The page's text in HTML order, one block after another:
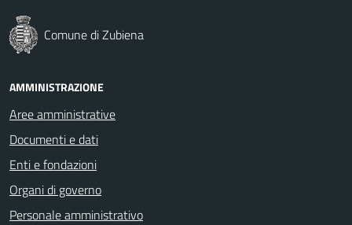
Comune di Zubiena
AMMINISTRAZIONE
Aree amministrative
Documenti e dati
Enti e fondazioni
Organi di governo
Personale amministrativo